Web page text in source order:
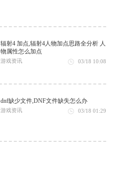
辐射4 加点,辐射4人物加点思路全分析 人
物属性怎么加点
游戏资讯 03/18 10:08
dnf缺少文件,DNF文件缺失怎么办
游戏资讯 03/18 01:29